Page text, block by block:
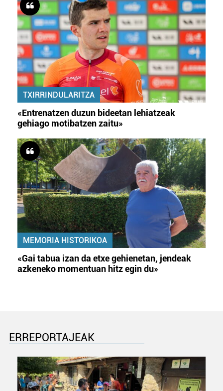
TXIRRINDULARITZA
«Entrenatzen duzun bideetan lehiatzeak
gehiago motibatzen zaitu»
MEMORIA HISTORIKOA
«Gai tabua izan da etxe gehienetan, jendeak
azkeneko momentuan hitz egin du»
ERREPORTAJEAK